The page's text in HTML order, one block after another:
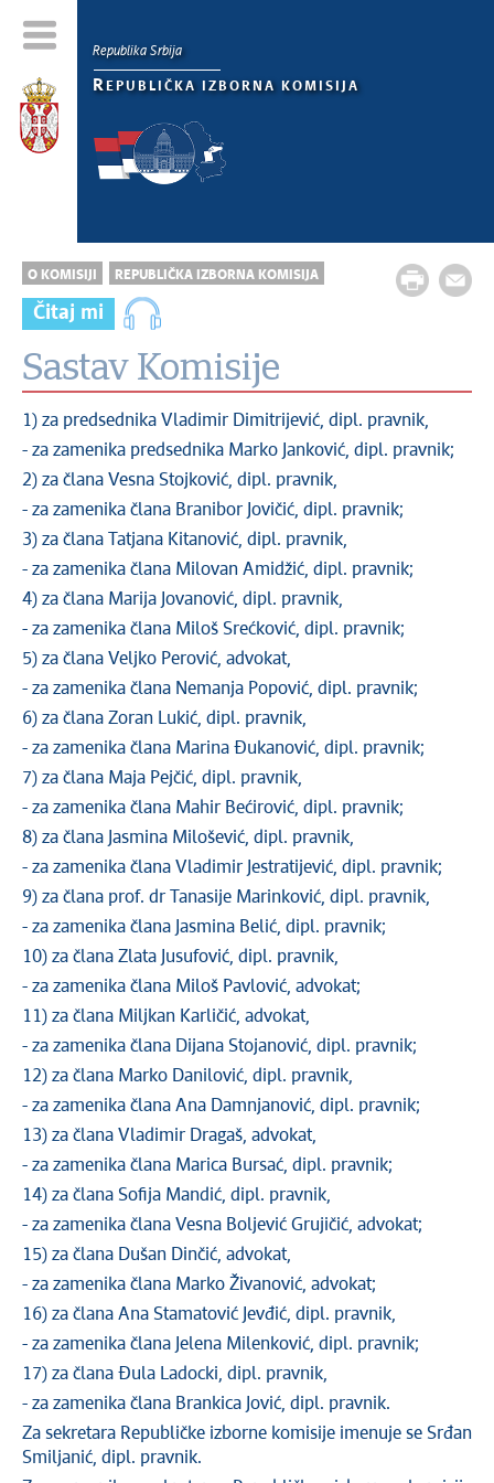
Republika Srbija
R EPUBLIČKA IZBORNA KOMISIJA
O KOMISIJI REPUBLIČKA IZBORNA KOMISIJA
Čitaj mi
Sastav Komisije
1) za predsednika Vladimir Dimitrijević, dipl. pravnik,
- za zamenika predsednika Marko Janković, dipl. pravnik;
2) za člana Vesna Stojković, dipl. pravnik,
- za zamenika člana Branibor Jovičić, dipl. pravnik;
3) za člana Tatjana Kitanović, dipl. pravnik,
- za zamenika člana Milovan Amidžić, dipl. pravnik;
4) za člana Marija Jovanović, dipl. pravnik,
- za zamenika člana Miloš Srećković, dipl. pravnik;
5) za člana Veljko Perović, advokat,
- za zamenika člana Nemanja Popović, dipl. pravnik;
6) za člana Zoran Lukić, dipl. pravnik,
- za zamenika člana Marina Đukanović, dipl. pravnik;
7) za člana Maja Pejčić, dipl. pravnik,
- za zamenika člana Mahir Bećirović, dipl. pravnik;
8) za člana Jasmina Milošević, dipl. pravnik,
- za zamenika člana Vladimir Jestratijević, dipl. pravnik;
9) za člana prof. dr Tanasije Marinković, dipl. pravnik,
- za zamenika člana Jasmina Belić, dipl. pravnik;
10) za člana Zlata Jusufović, dipl. pravnik,
- za zamenika člana Miloš Pavlović, advokat;
11) za člana Miljkan Karličić, advokat,
- za zamenika člana Dijana Stojanović, dipl. pravnik;
12) za člana Marko Danilović, dipl. pravnik,
- za zamenika člana Ana Damnjanović, dipl. pravnik;
13) za člana Vladimir Dragaš, advokat,
- za zamenika člana Marica Bursać, dipl. pravnik;
14) za člana Sofija Mandić, dipl. pravnik,
- za zamenika člana Vesna Boljević Grujičić, advokat;
15) za člana Dušan Dinčić, advokat,
- za zamenika člana Marko Živanović, advokat;
16) za člana Ana Stamatović Jevđić, dipl. pravnik,
- za zamenika člana Jelena Milenković, dipl. pravnik;
17) za člana Đula Ladocki, dipl. pravnik,
- za zamenika člana Brankica Jović, dipl. pravnik.
Za sekretara Republičke izborne komisije imenuje se Srđan
Smiljanić, dipl. pravnik.